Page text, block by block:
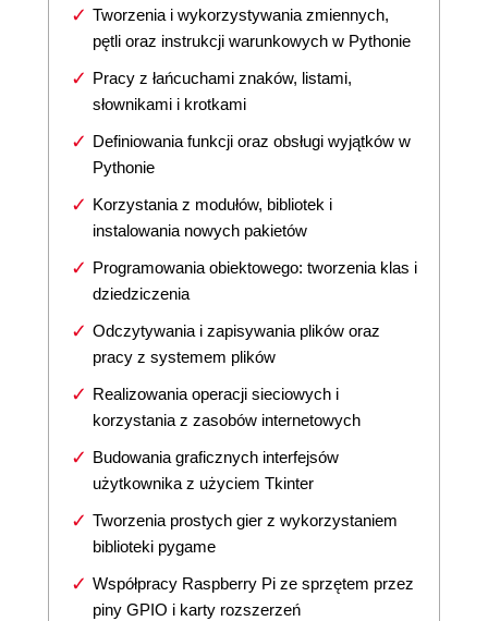
Tworzenia i wykorzystywania zmiennych,
pętli oraz instrukcji warunkowych w Pythonie
Pracy z łańcuchami znaków, listami,
słownikami i krotkami
Definiowania funkcji oraz obsługi wyjątków w
Pythonie
Korzystania z modułów, bibliotek i
instalowania nowych pakietów
Programowania obiektowego: tworzenia klas i
dziedziczenia
Odczytywania i zapisywania plików oraz
pracy z systemem plików
Realizowania operacji sieciowych i
korzystania z zasobów internetowych
Budowania graficznych interfejsów
użytkownika z użyciem Tkinter
Tworzenia prostych gier z wykorzystaniem
biblioteki pygame
Współpracy Raspberry Pi ze sprzętem przez
piny GPIO i karty rozszerzeń